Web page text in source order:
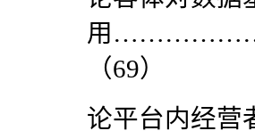
用
（69）
论平台内经营